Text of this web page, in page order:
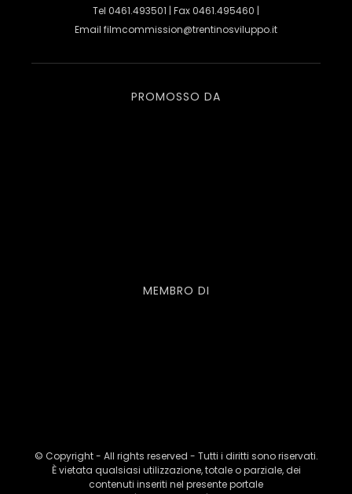
Tel 0461.493501 | Fax 0461.495460 |
Email filmcommission@trentinosviluppo.it
PROMOSSO DA
MEMBRO DI
© Copyright - All rights reserved - Tutti i diritti sono riservati.
È vietata qualsiasi utilizzazione, totale o parziale, dei
contenuti inseriti nel presente portale